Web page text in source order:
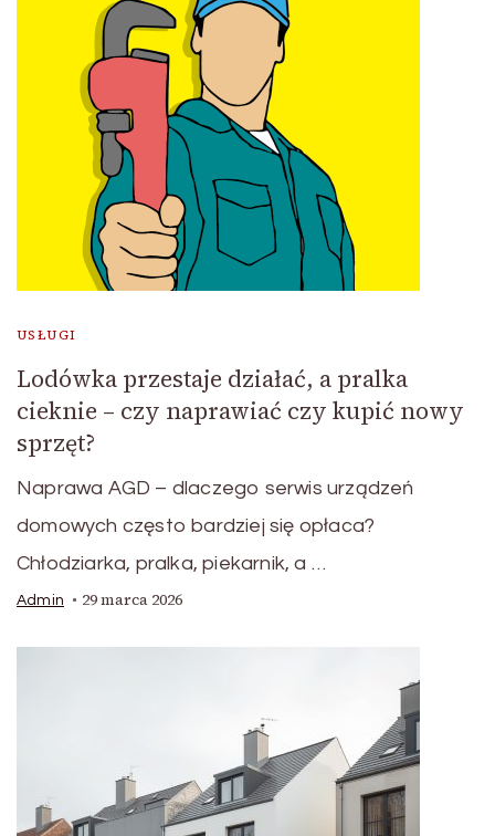
USŁUGI
Lodówka przestaje działać, a pralka
cieknie – czy naprawiać czy kupić nowy
sprzęt?
Naprawa AGD – dlaczego serwis urządzeń
domowych często bardziej się opłaca?
Chłodziarka, pralka, piekarnik, a …
Admin 29 marca 2026